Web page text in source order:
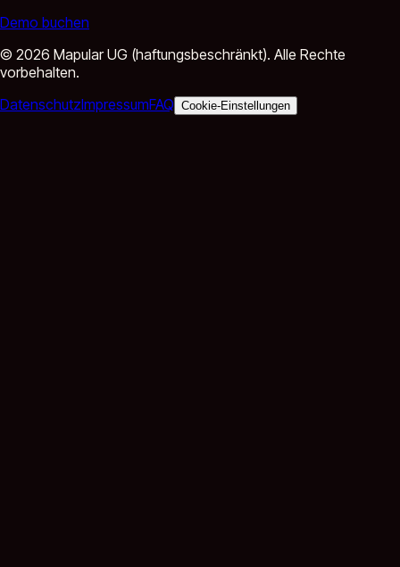
Demo buchen
© 2026 Mapular UG (haftungsbeschränkt). Alle Rechte
vorbehalten.
DatenschutzImpressumFAQ Cookie-Einstellungen